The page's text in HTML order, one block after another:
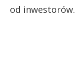
od inwestorów.